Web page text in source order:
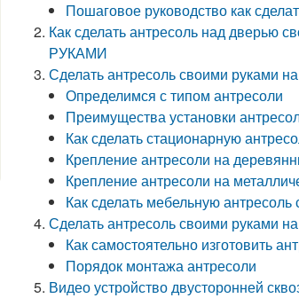
Пошаговое руководство как
Как сделать антресоль над
РУКАМИ
Сделать антресоль своими руками
Определимся с типом антресоли
Преимущества установки
Как сделать стационарную
Крепление антресоли на
Крепление антресоли на
Как сделать мебельную
Сделать антресоль своими руками
Как самостоятельно изготовить
Порядок монтажа антресоли
Видео устройство двусторонней